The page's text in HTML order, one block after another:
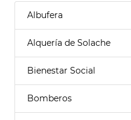
Albufera
Alquería de Solache
Bienestar Social
Bomberos